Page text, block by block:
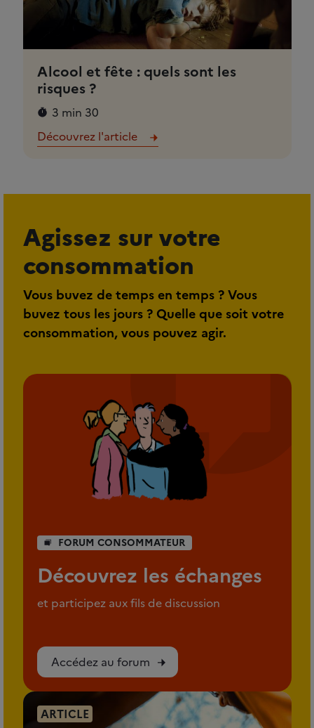
Alcool et fête : quels sont les
risques ?
3 min 30
Découvrez l'article
Agissez sur votre
consommation
Vous buvez de temps en temps ? Vous
buvez tous les jours ? Quelle que soit votre
consommation, vous pouvez agir.
FORUM CONSOMMATEUR
Découvrez les échanges
et participez aux fils de discussion
Accédez au forum
ARTICLE